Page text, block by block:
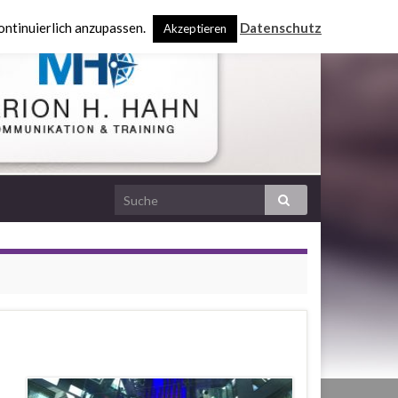
anzupassen. Akzeptieren Datenschutz